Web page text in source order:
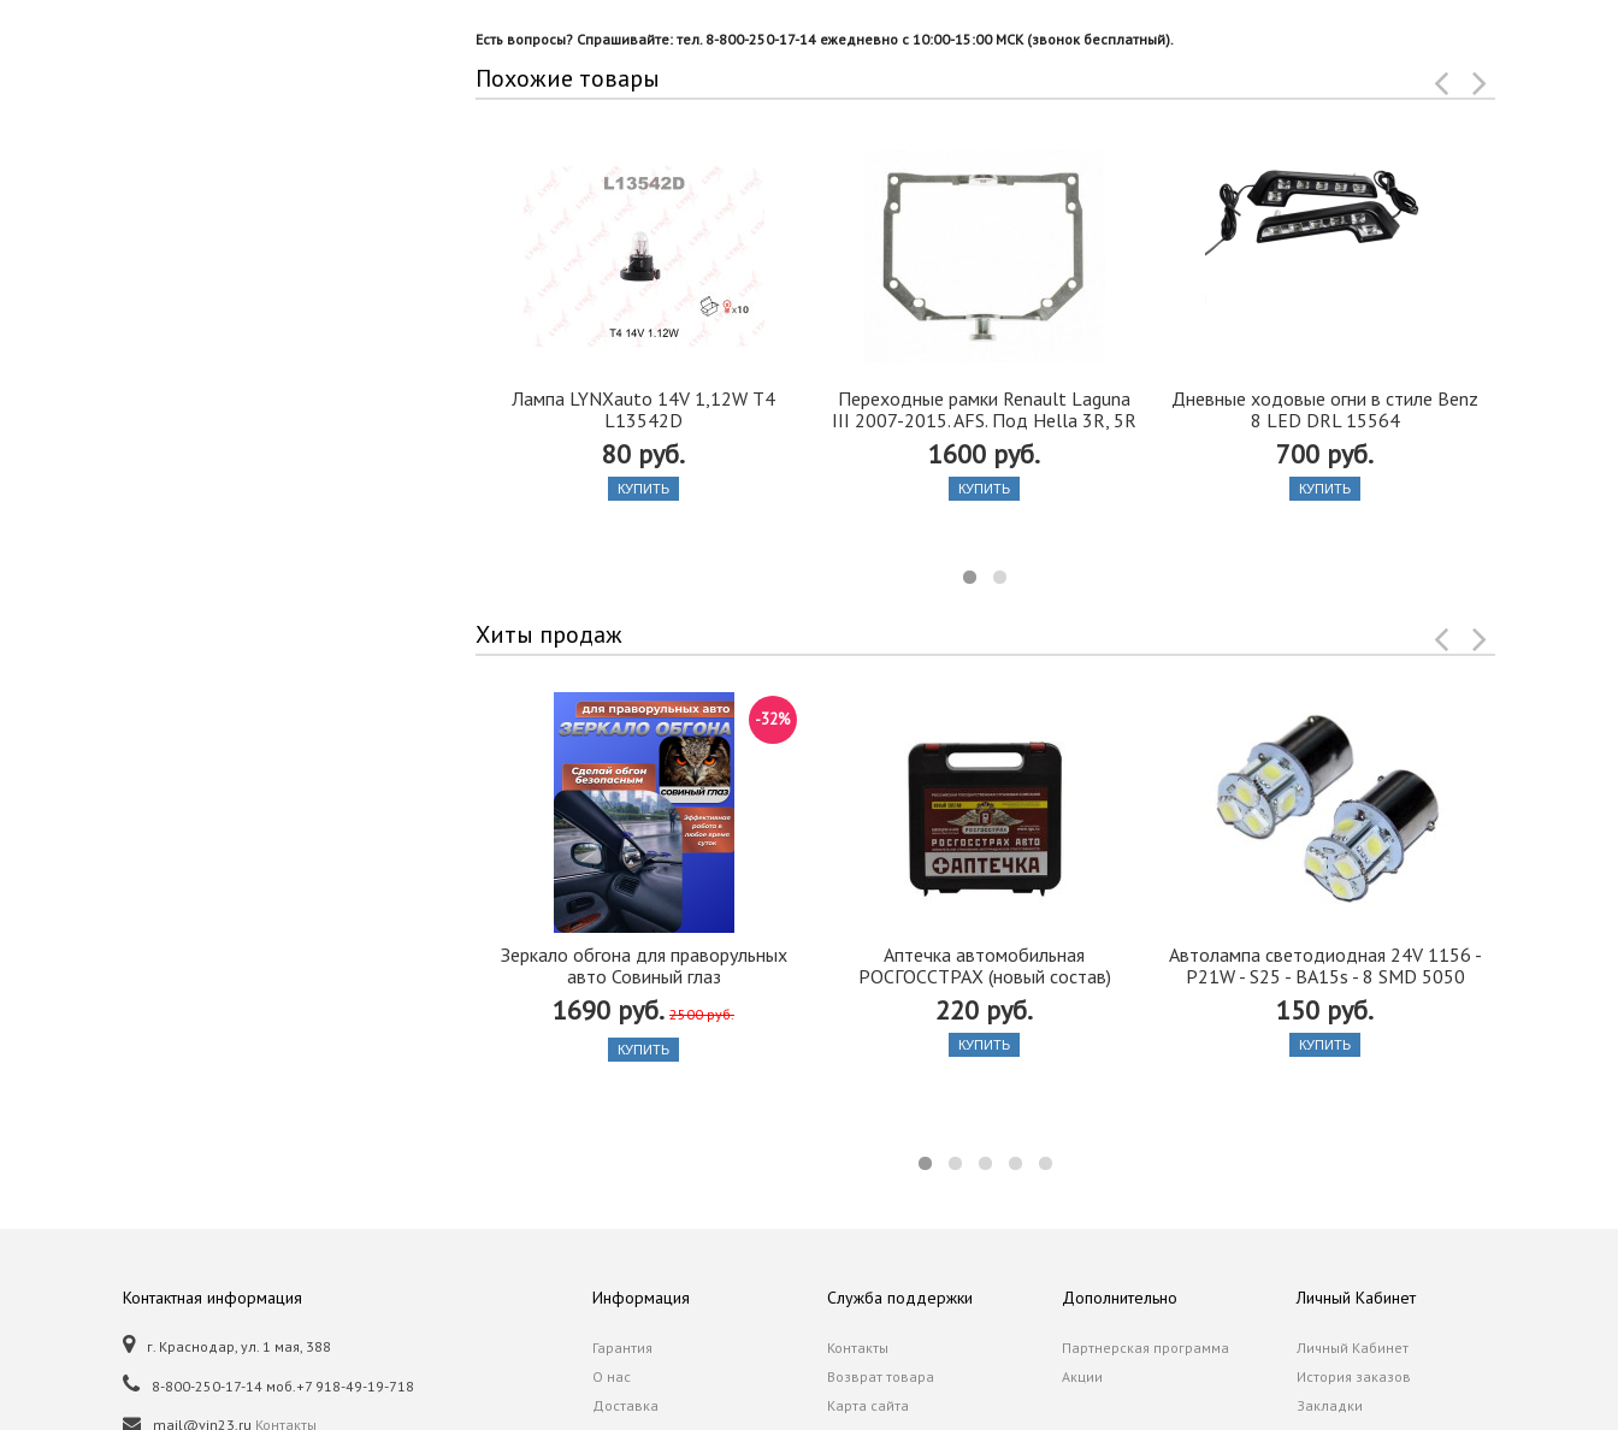
Есть вопросы? Спрашивайте: тел. 8-800-250-17-14 ежедневно с 10:00-15:00 МСК (звонок бесплатный).
Похожие товары
Лампа LYNXauto 14V 1,12W T4
L13542D
80 руб.
КУПИТЬ
Переходные рамки Renault Laguna
III 2007-2015. AFS. Под Hella 3R, 5R
1600 руб.
КУПИТЬ
Дневные ходовые огни в стиле Benz
8 LED DRL 15564
700 руб.
КУПИТЬ
Хиты продаж
Зеркало обгона для праворульных
авто Совиный глаз
1690 руб. 2500 руб.
-32%
КУПИТЬ
Аптечка автомобильная
РОСГОССТРАХ (новый состав)
220 руб.
КУПИТЬ
Автолампа cветодиодная 24V 1156 -
P21W - S25 - BA15s - 8 SMD 5050
150 руб.
КУПИТЬ
Контактная информация
г. Краснодар, ул. 1 мая, 388
8-800-250-17-14 моб.+7 918-49-19-718
mail@vin23.ru Контакты
Информация
Гарантия
О нас
Доставка
Служба поддержки
Контакты
Возврат товара
Карта сайта
Дополнительно
Партнерская программа
Акции
Личный Кабинет
Личный Кабинет
История заказов
Закладки